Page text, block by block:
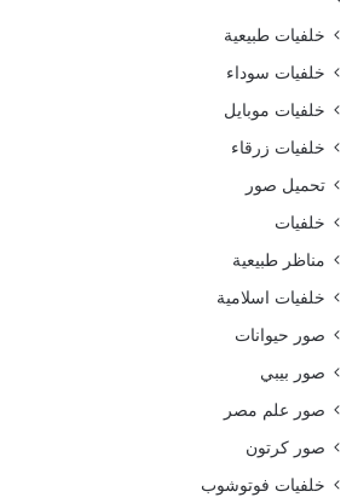
خلفيات طبيعية
خلفيات سوداء
خلفيات موبايل
خلفيات زرقاء
تحميل صور
خلفيات
مناظر طبيعية
خلفيات اسلامية
صور حيوانات
صور بيبي
صور علم مصر
صور كرتون
خلفيات فوتوشوب